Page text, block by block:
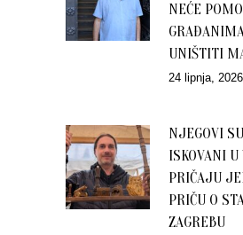
NEĆE
UNIŠTITI
24 lipnja, 2026
NJEGOVI
ISKOVANI U
PRIČAJU
PRIČU O
ZAGREBU